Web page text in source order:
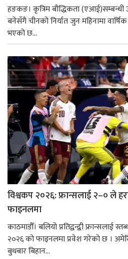
हङकङ। कृत्रिम बौद्धिकता (एआई)सम्बन्धी
बनेसँगै चीनको निर्यात जुन महिनामा
भएको छ...
विश्वकप २०२६: फ्रान्सलाई २–० ले
फाइनलमा
काठमाडौँ। बलियो प्रतिद्वन्द्वी फ्रान्सलाई
२०२६ को फाइनलमा प्रवेश गरेको छ ।
बुधबार बिहान...